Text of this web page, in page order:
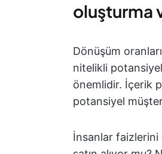
oluşturma
Dönüşüm
nitelikli
önemlidir. İçerik
potansiyel
İnsanlar faizlerini